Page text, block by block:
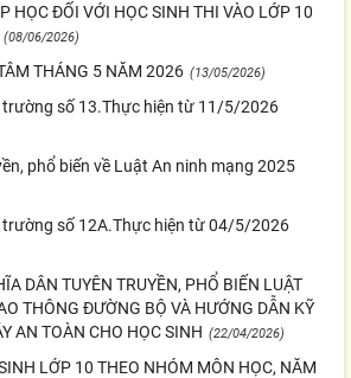
HỌC ĐỐI VỚI HỌC SINH THI VÀO LỚP 10
(08/06/2026)
THÁNG 5 NĂM 2026 (13/05/2026)
trường số 13.Thực hiện từ 11/5/2026
phổ biến về Luật An ninh mạng 2025
trường số 12A.Thực hiện từ 04/5/2026
DÂN TUYÊN TRUYỀN, PHỔ BIẾN LUẬT
THÔNG ĐƯỜNG BỘ VÀ HƯỚNG DẪN KỸ
AN TOÀN CHO HỌC SINH (22/04/2026)
LỚP 10 THEO NHÓM MÔN HỌC, NĂM